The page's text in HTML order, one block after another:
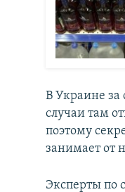
В Украине
случаи там
поэтому
занимает от
Эксперты по